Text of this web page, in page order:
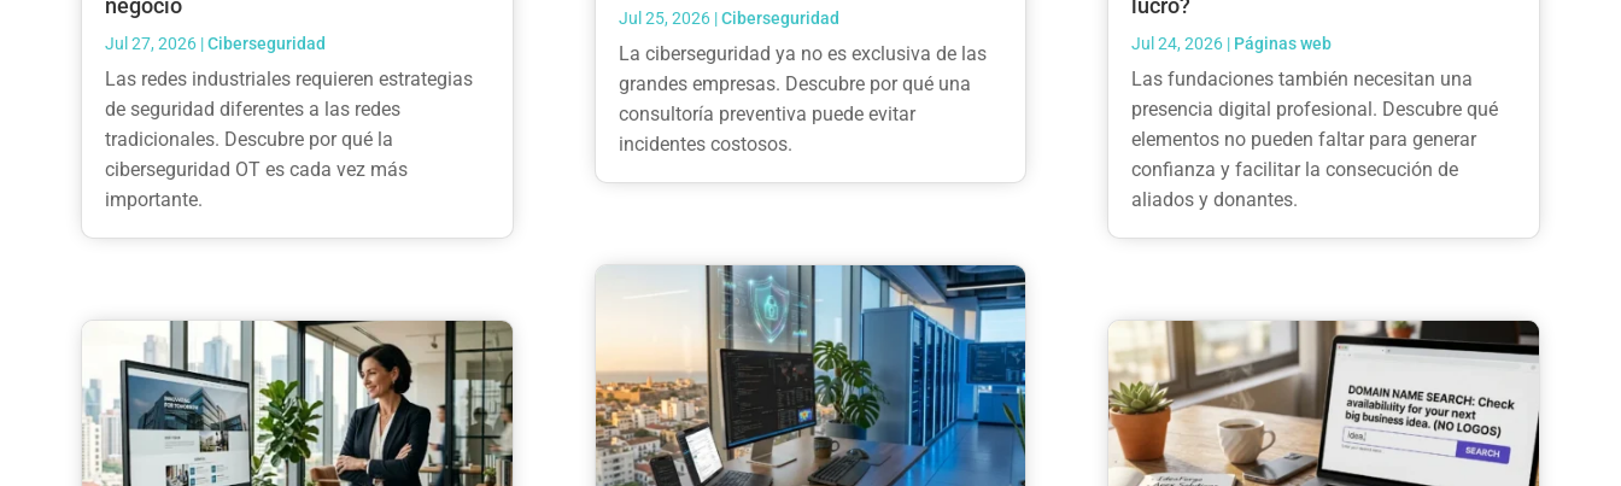
negocio
Jul 27, 2026 |Ciberseguridad
Las redes industriales requieren estrategias
de seguridad diferentes a las redes
tradicionales. Descubre por qué la
ciberseguridad OT es cada vez más
importante.
Jul 25, 2026|Ciberseguridad
La ciberseguridad ya no es exclusiva de las
grandes empresas. Descubre por qué una
consultoría preventiva puede evitar
incidentes costosos.
lucro?
Jul 24, 2026| Páginas web
Las fundaciones también necesitan una
presencia digital profesional. Descubre qué
elementos no pueden faltar para generar
confianza y facilitar la consecución de
aliados y donantes.